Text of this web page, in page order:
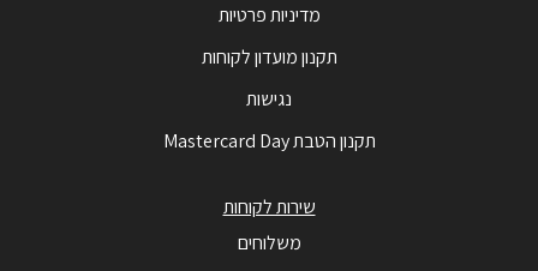
מדיניות פרטיות
תקנון מועדון לקוחות
נגישות
תקנון הטבת Mastercard Day
שירות לקוחות
משלוחים